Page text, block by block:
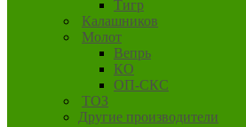
Тигр
Калашников
Молот
Вепрь
КО
ОП-СКС
ТОЗ
Другие производители